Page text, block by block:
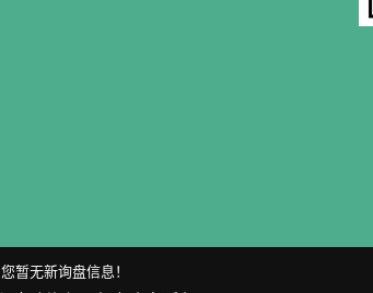
您暂无新询盘信息！